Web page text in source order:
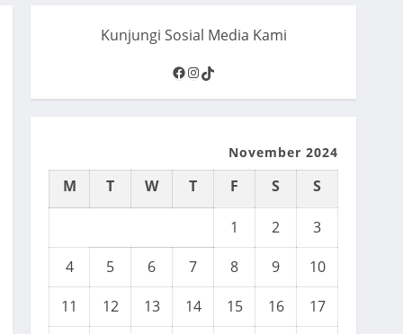
Kunjungi Sosial Media Kami
Facebook
Instagram
TikTok
November 2024
M T W T F S S
1 2
3
4
5 6 7 8 9
10
11
12 13 14 15 16
17